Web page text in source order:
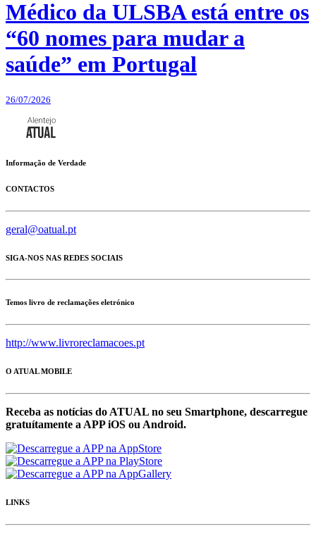
Médico da ULSBA está entre os
“60 nomes para mudar a
saúde” em Portugal
26/07/2026
Informação de Verdade
CONTACTOS
geral@oatual.pt
SIGA-NOS NAS REDES SOCIAIS
Temos livro de reclamações eletrónico
http://www.livroreclamacoes.pt
O ATUAL MOBILE
Receba as notícias do ATUAL no seu Smartphone, descarregue
gratuítamente a APP iOS ou Android.
LINKS